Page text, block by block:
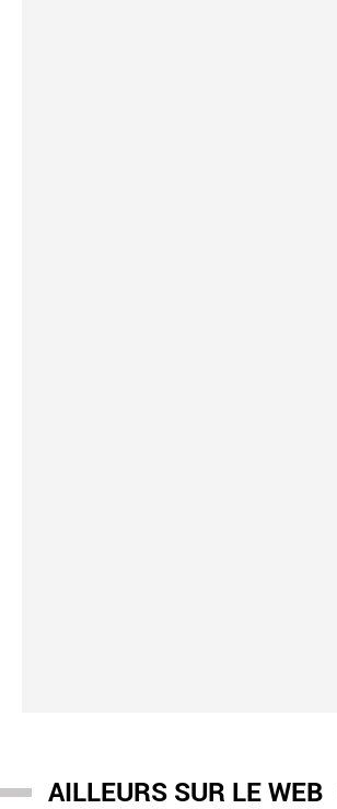
AILLEURS SUR LE WEB